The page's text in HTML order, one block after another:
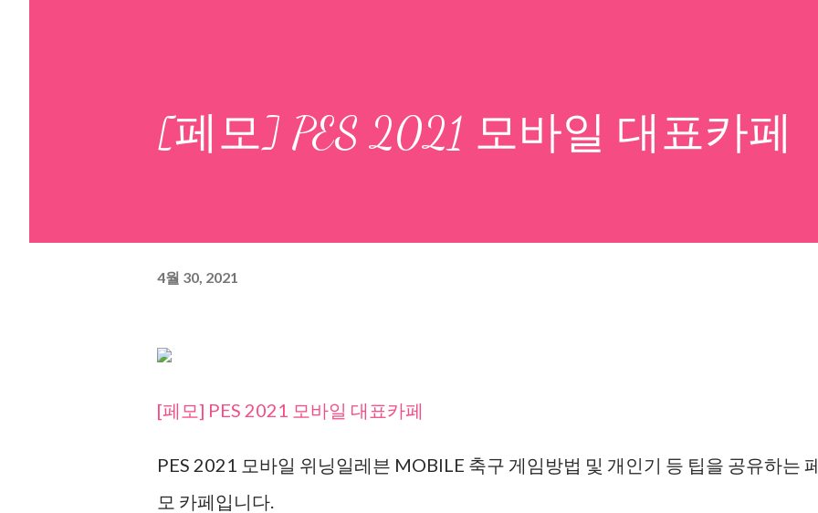
[페모] PES 2021 모바일 대표카페
4월 30, 2021
[페모] PES 2021 모바일 대표카페
PES 2021 모바일 위닝일레븐 MOBILE 축구 게임방법 및 개인기 등 팁을 공유하는
모 카페입니다.